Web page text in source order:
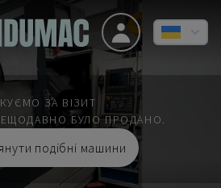
ЗА ВІЗИТ
БУЛО ПРОДАНО.
подібні машини